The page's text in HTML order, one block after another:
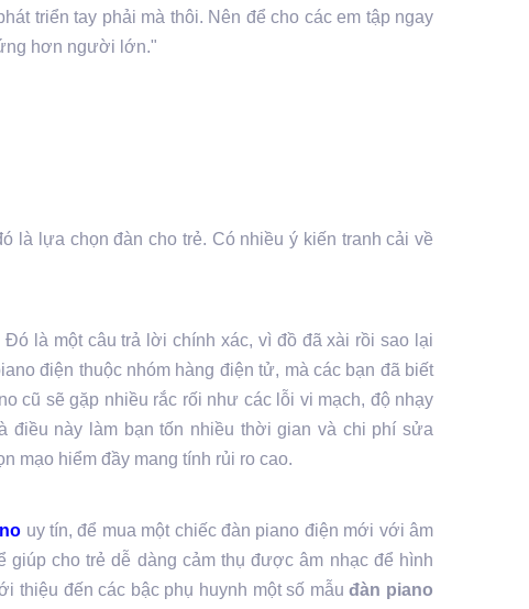
triển tay phải mà thôi. Nên để cho các em tập ngay
hơn người lớn."
là lựa chọn đàn cho trẻ. Có nhiều ý kiến tranh cải về
là một câu trả lời chính xác, vì đồ đã xài rồi sao lại
điện thuộc nhóm hàng điện tử, mà các bạn đã biết
cũ sẽ gặp nhiều rắc rối như các lỗi vi mạch, độ nhạy
điều này làm bạn tốn nhiều thời gian và chi phí sửa
mạo hiểm đầy mang tính rủi ro cao.
uy tín, để mua một chiếc đàn piano điện mới với âm
cho trẻ dễ dàng cảm thụ được âm nhạc để hình
thiệu đến các bậc phụ huynh một số mẫuđàn piano